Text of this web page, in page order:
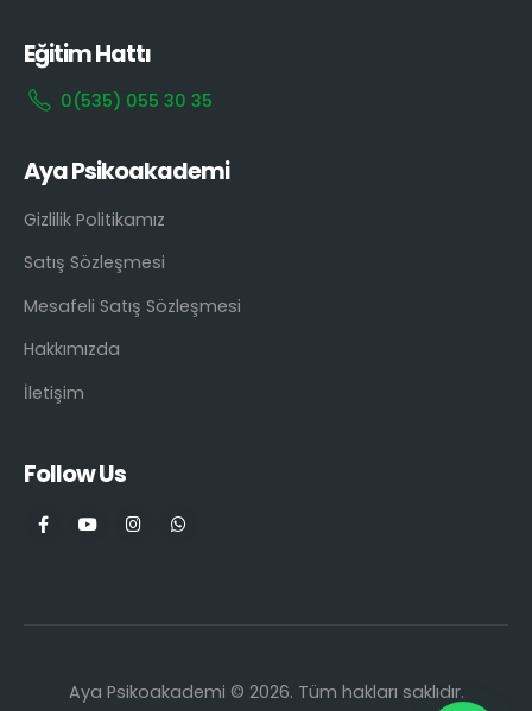
Eğitim Hattı
0(535) 055 30 35
Aya Psikoakademi
Gizlilik Politikamız
Satış Sözleşmesi
Mesafeli Satış Sözleşmesi
Hakkımızda
İletişim
Follow Us
Aya Psikoakademi © 2026. Tüm hakları saklıdır.